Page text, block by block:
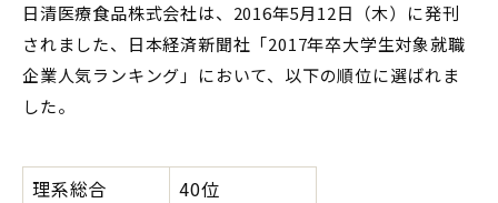
日清医療食品株式会社は、2016年5月12日（木）に発刊
されました、日本経済新聞社「2017年卒大学生対象就職
企業人気ランキング」において、以下の順位に選ばれま
した。
理系総合
40位